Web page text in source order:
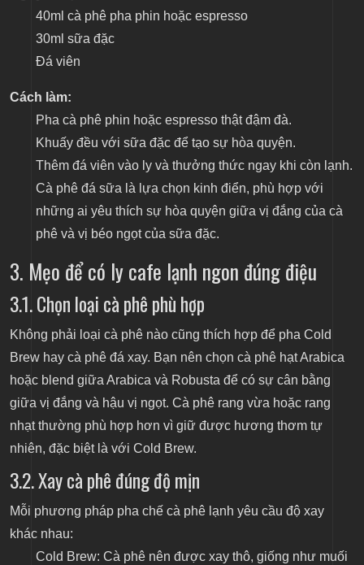
40ml cà phê pha phin hoặc espresso
30ml sữa đặc
Đá viên
Cách làm:
Pha cà phê phin hoặc espresso thật đậm đà.
Khuấy đều với sữa đặc để tạo sự hòa quyện.
Thêm đá viên vào ly và thưởng thức ngay khi còn lạnh.
Cà phê đá sữa là lựa chọn kinh điển, phù hợp với
những ai yêu thích sự hòa quyện giữa vị đắng của cà
phê và vị béo ngọt của sữa đặc.
3. Mẹo để có ly cafe lạnh ngon đúng điệu
3.1. Chọn loại cà phê phù hợp
Không phải loại cà phê nào cũng thích hợp để pha Cold
Brew hay cà phê đá xay. Bạn nên chọn cà phê hạt Arabica
hoặc blend giữa Arabica và Robusta để có sự cân bằng
giữa vị đắng và hậu vị ngọt. Cà phê rang vừa hoặc rang
nhạt thường phù hợp hơn vì giữ được hương thơm tự
nhiên, đặc biệt là với Cold Brew.
3.2. Xay cà phê đúng độ mịn
Mỗi phương pháp pha chế cà phê lạnh yêu cầu độ xay
khác nhau:
Cold Brew: Cà phê nên được xay thô, giống như muối